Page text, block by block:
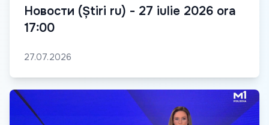
Новости (Știri ru) - 27 iulie 2026 ora
17:00
27.07.2026